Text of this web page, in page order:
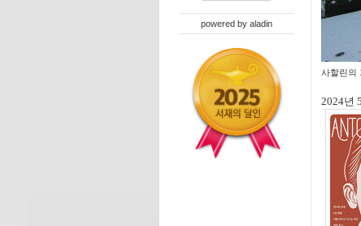
powered by aladin
사할린의
2024년